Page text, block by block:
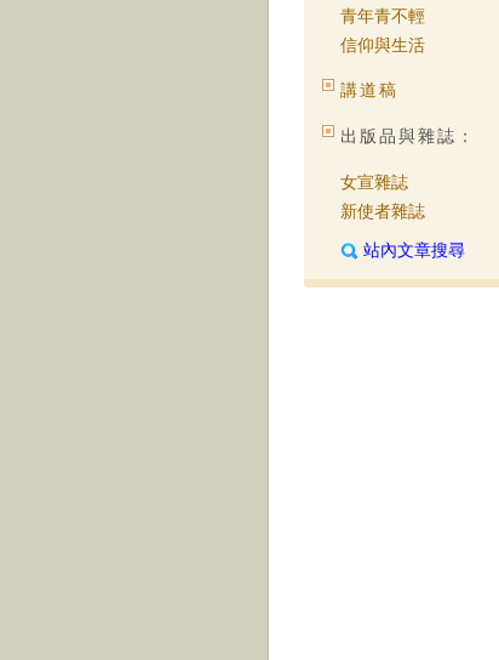
青年青不輕
信仰與生活
講道稿
出版品與雜誌：
女宣雜誌
新使者雜誌
站內文章搜尋